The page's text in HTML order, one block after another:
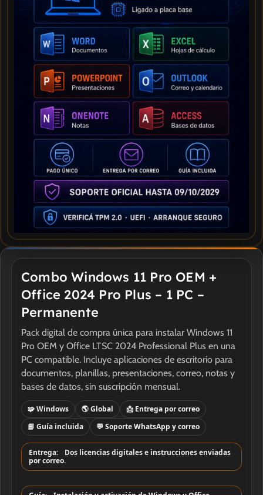
Combo Windows 11 Pro OEM +
Office 2024 Pro Plus – 1 PC –
Permanente
Pack digital de compra única para instalar Windows 11
Pro OEM y Office LTSC 2024 Professional Plus en una
PC compatible. Incluye aplicaciones de escritorio para
documentos, planillas, presentaciones, correo, notas y
bases de datos, sin suscripción mensual.
🧩 Windows 🌎 Global
📩 Entrega por correo
📘 Guía incluida
💬 Soporte WhatsApp y correo
Entrega:
Dos licencias digitales e instrucciones enviadas
por correo.